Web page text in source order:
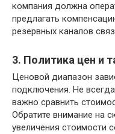
компания должна
предлагать
резервных каналов
3. Политика цен и
Ценовой диапазон
подключения. Не
важно сравнить
Обратите внимание на
увеличения стоимости